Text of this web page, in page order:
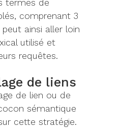
termes de
comprenant 3
ainsi aller loin
utilisé et
requêtes.
de liens
de lien ou de
sémantique
cette stratégie.